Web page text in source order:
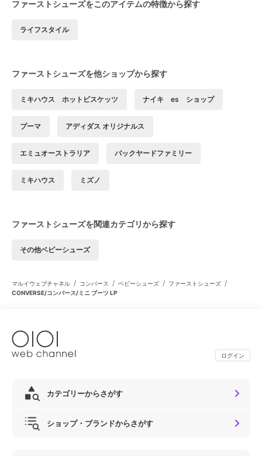
ファーストシューズをこのアイテムの特徴から探す
ライフスタイル
ファーストシューズを他ショップから探す
ミキハウス ホットビスケッツ ナイキ es ショップ
プーマ アディダス オリジナルス
エミュオーストラリア バックヤードファミリー
ミキハウス ミズノ
ファーストシューズを関連カテゴリから探す
その他ベビーシューズ
マルイウェブチャネル / コンバース / ベビーシューズ / ファーストシューズ /
CONVERSE/コンバース/ミニ ブーツ LP
ログイン
カテゴリーからさがす
ショップ・ブランドからさがす